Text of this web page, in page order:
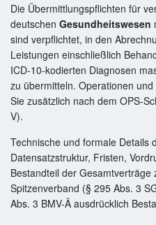
Die Übermittlungspflichten für
deutschen Gesundheitswesen
sind verpflichtet, in den
Leistungen einschließlich
ICD-10-kodierten Diagnosen
zu übermitteln. Operationen
Sie zusätzlich nach dem OPS-
V).
Technische und formale
Datensatzstruktur, Fristen,
Bestandteil der Gesamtverträge
Spitzenverband (§ 295 Abs. 3
Abs. 3 BMV-Ä ausdrücklich